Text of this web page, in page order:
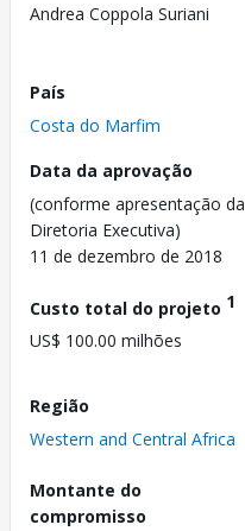
Andrea Coppola Suriani
País
Costa do Marfim
Data da aprovação
(conforme apresentação da
Diretoria Executiva)
11 de dezembro de 2018
Custo total do projeto 1
US$ 100.00 milhões
Região
Western and Central Africa
Montante do
compromisso